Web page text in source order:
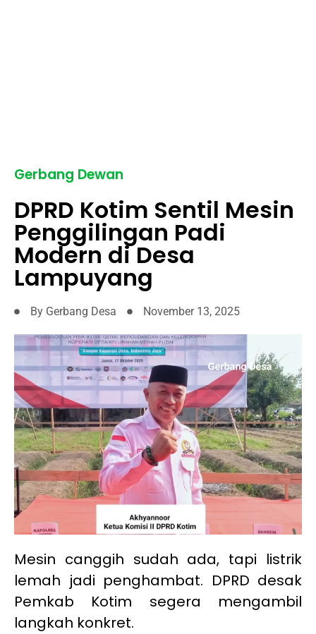
Gerbang Dewan
DPRD Kotim Sentil Mesin
Penggilingan Padi
Modern di Desa
Lampuyang
By Gerbang Desa November 13, 2025
Mesin canggih sudah ada, tapi listrik
lemah jadi penghambat. DPRD desak
Pemkab Kotim segera mengambil
langkah konkret.